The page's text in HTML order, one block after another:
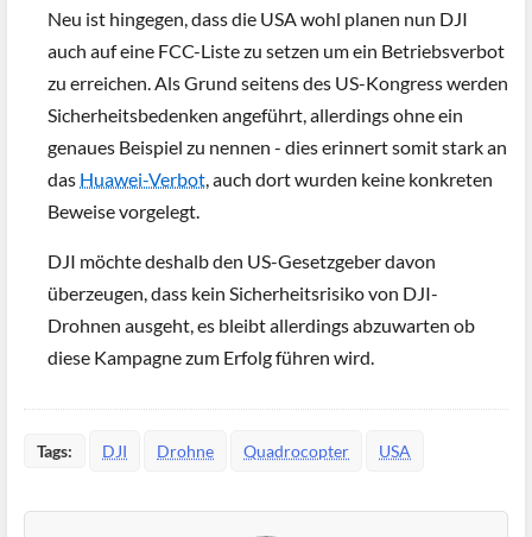
Neu ist hingegen, dass die USA wohl planen nun DJI
auch auf eine FCC-Liste zu setzen um ein Betriebsverbot
zu erreichen. Als Grund seitens des US-Kongress werden
Sicherheitsbedenken angeführt, allerdings ohne ein
genaues Beispiel zu nennen - dies erinnert somit stark an
das Huawei-Verbot, auch dort wurden keine konkreten
Beweise vorgelegt.
DJI möchte deshalb den US-Gesetzgeber davon
überzeugen, dass kein Sicherheitsrisiko von DJI-
Drohnen ausgeht, es bleibt allerdings abzuwarten ob
diese Kampagne zum Erfolg führen wird.
Tags: DJI Drohne Quadrocopter USA